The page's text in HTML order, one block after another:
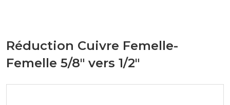
Réduction Cuivre Femelle-
Femelle 5/8" vers 1/2"